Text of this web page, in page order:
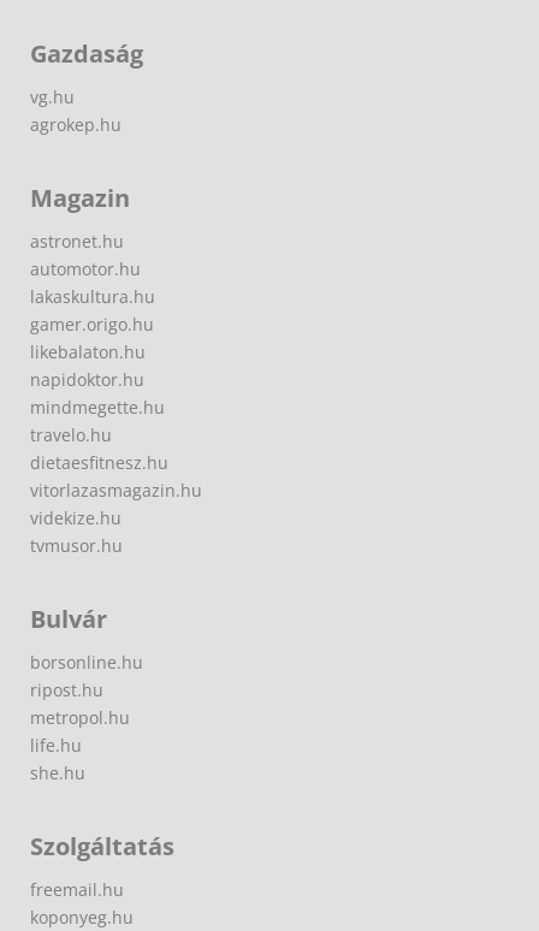
Gazdaság
vg.hu
agrokep.hu
Magazin
astronet.hu
automotor.hu
lakaskultura.hu
gamer.origo.hu
likebalaton.hu
napidoktor.hu
mindmegette.hu
travelo.hu
dietaesfitnesz.hu
vitorlazasmagazin.hu
videkize.hu
tvmusor.hu
Bulvár
borsonline.hu
ripost.hu
metropol.hu
life.hu
she.hu
Szolgáltatás
freemail.hu
koponyeg.hu